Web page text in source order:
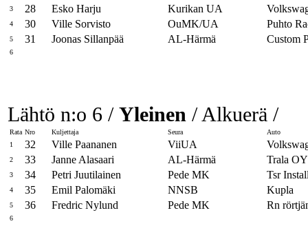
3 28 Esko Harju Kurikan UA
4 30 Ville Sorvisto OuMK/UA Puhto
5 31 Joonas Sillanpää AL-Härmä Custom
6
Lähtö n:o 6 / Yleinen / Alkuerä /
Rata Nro Kuljettaja Seura
Auto
1
32 Ville Paananen ViiUA
2 33 Janne Alasaari AL-Härmä Trala
3 34 Petri Juutilainen Pede MK Tsr
4 35 Emil Palomäki NNSB Kupla
5 36 Fredric Nylund Pede MK Rn
6